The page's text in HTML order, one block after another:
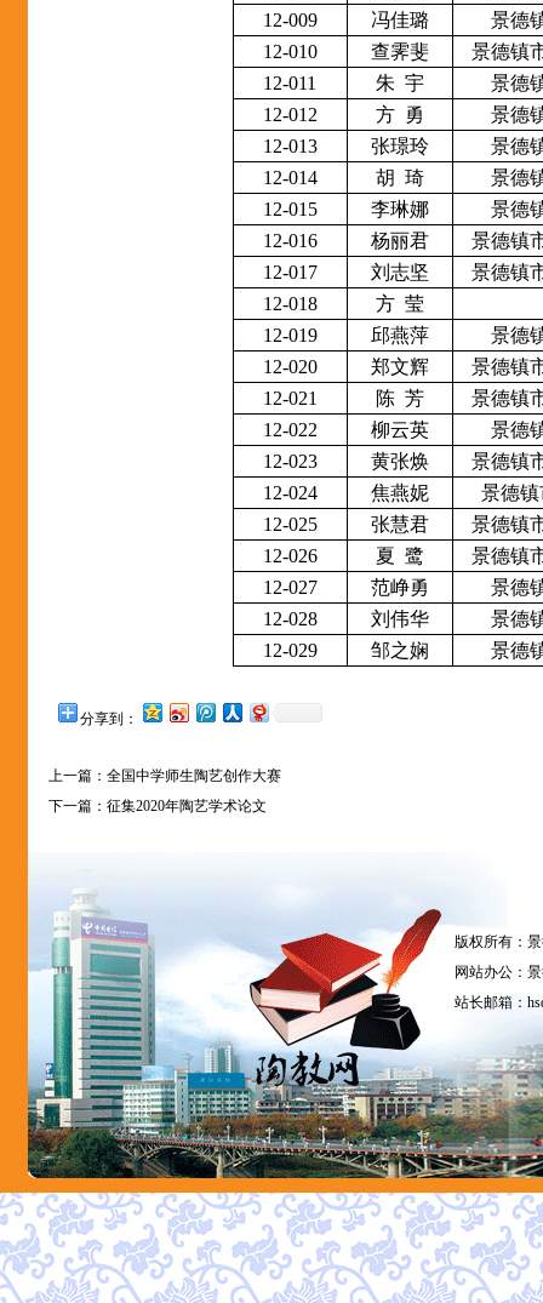
12-009
冯佳璐
景德
12-010
查霁斐
景德镇
12-011
朱 宇
景德
12-012
方 勇
景德
12-013
张璟玲
景德
12-014
胡 琦
景德
12-015
李琳娜
景德
12-016
杨丽君
景德镇
12-017
刘志坚
景德镇
12-018
方 莹
12-019
邱燕萍
景德
12-020
郑文辉
景德镇
12-021
陈 芳
景德镇
12-022
柳云英
景德
12-023
黄张焕
景德镇
12-024
焦燕妮
景德
12-025
张慧君
景德镇
12-026
夏 鹭
景德镇
12-027
范峥勇
景德
12-028
刘伟华
景德
12-029
邹之娴 景德
分享到：
上一篇： 全国中学师生陶艺创作大赛
下一篇： 征集2020年陶艺学术论文
版权所有：
网站办公：
站长邮箱：